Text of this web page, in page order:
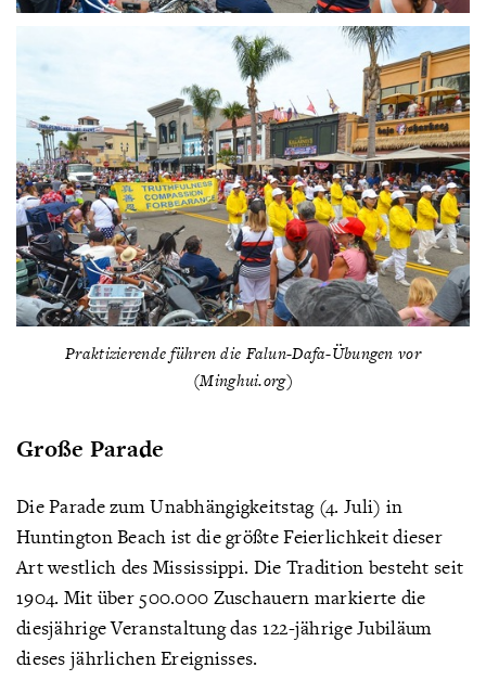
Praktizierende führen die Falun-Dafa-Übungen vor
(Minghui.org)
Große Parade
Die Parade zum Unabhängigkeitstag (4. Juli) in
Huntington Beach ist die größte Feierlichkeit dieser
Art westlich des Mississippi. Die Tradition besteht seit
1904. Mit über 500.000 Zuschauern markierte die
diesjährige Veranstaltung das 122-jährige Jubiläum
dieses jährlichen Ereignisses.